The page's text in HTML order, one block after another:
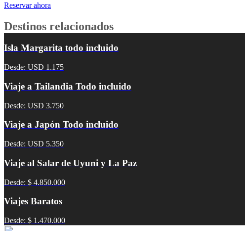
Reservar ahora
Destinos relacionados
Isla Margarita todo incluido
Desde: USD 1.175
Viaje a Tailandia Todo incluido
Desde: USD 3.750
Viaje a Japón Todo incluido
Desde: USD 5.350
Viaje al Salar de Uyuni y La Paz
Desde: $ 4.850.000
Viajes Baratos
Desde: $ 1.470.000